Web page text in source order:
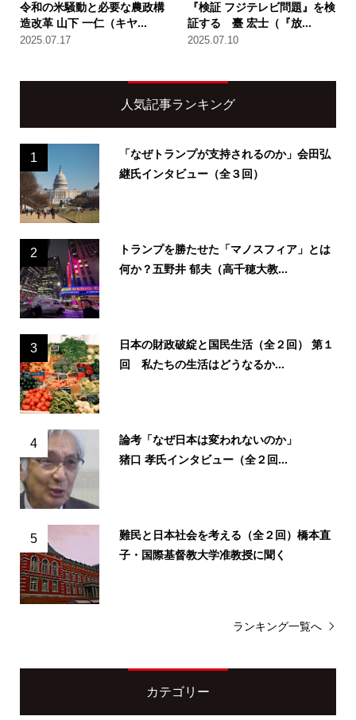
令和の米騒動と必要な農政構
造改革 山下 一仁（キヤ...
2025.07.17
『検証 フジテレビ問題』を検
証する 臺 宏士（『放...
2025.07.10
人気記事ランキング
1
「なぜトランプが支持されるのか」会田弘
継氏インタビュー（全３回）
2
トランプを勝たせた「マノスフィア」とは
何か？五野井 郁夫（高千穂大教...
3
日本の財政破綻と国民生活（全２回） 第１
回 私たちの生活はどうなるか...
4
論考「なぜ日本は変われないのか」
猪口 孝氏インタビュー（全２回...
5
難民と日本社会を考える（全２回）橋本直
子・国際基督教大学准教授に聞く
ランキング一覧へ
カテゴリー